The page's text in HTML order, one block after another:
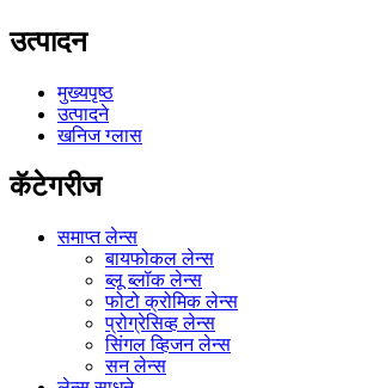
उत्पादन
मुख्यपृष्ठ
उत्पादने
खनिज ग्लास
कॅटेगरीज
समाप्त लेन्स
बायफोकल लेन्स
ब्लू ब्लॉक लेन्स
फोटो क्रोमिक लेन्स
प्रोग्रेसिव्ह लेन्स
सिंगल व्हिजन लेन्स
सन लेन्स